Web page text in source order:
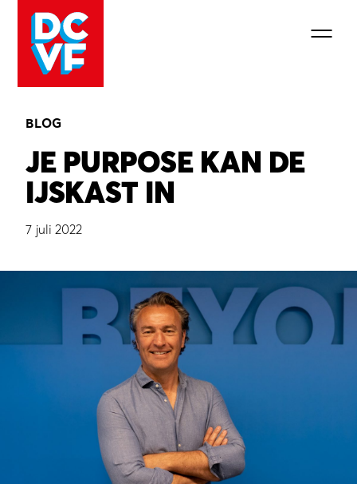
BLOG
JE PURPOSE KAN DE
IJSKAST IN
7 juli 2022